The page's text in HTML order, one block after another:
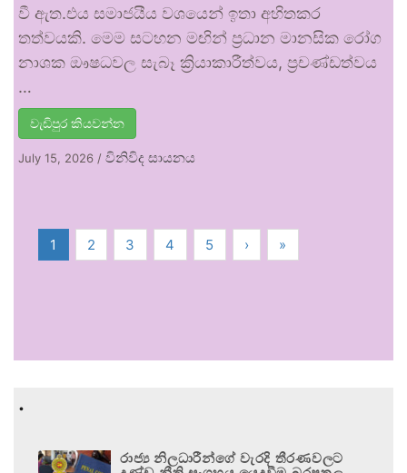
වී ඇත.එය සමාජයීය වශයෙන් ඉතා අහිතකර
තත්වයකි. මෙම සටහන මඟින් ප්‍රධාන මානසික රෝග
නාශක ඖෂධවල සැබෑ ක්‍රියාකාරීත්වය, ප්‍රචණ්ඩත්වය
…
වැඩිපුර කියවන්න
July 15, 2026 / විනිවිද සායනය
1 2 3 4 5 › »
.
රාජ්‍ය නිලධාරීන්ගේ වැරදි තීරණවලට